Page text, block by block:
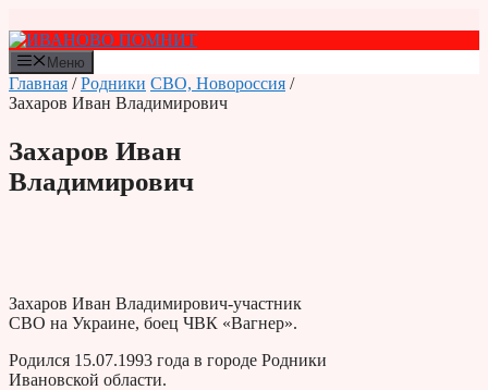
к
содержимому
Меню
Главная /Родники СВО, Новороссия /
Захаров Иван Владимирович
Захаров Иван
Владимирович
Захаров Иван Владимирович-участник
СВО на Украине, боец ЧВК «Вагнер».
Родился 15.07.1993 года в городе Родники
Ивановской области.